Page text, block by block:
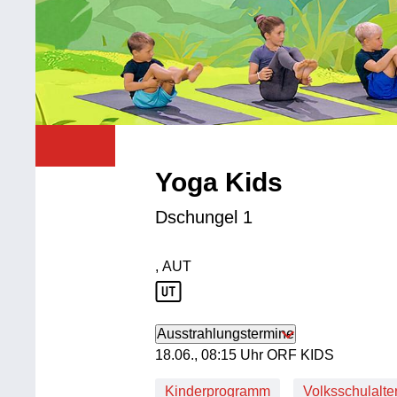
Yoga Kids
Dschungel 1
Produktionsland: AUT
, AUT
Ausstrahlungstermine
18. Juni, 08:15 Uhr in ORF KIDS
18.06., 08:15 Uhr ORF KIDS
Kinderprogramm